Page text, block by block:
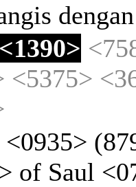
dengan
<1390>
<5375>
of Saul